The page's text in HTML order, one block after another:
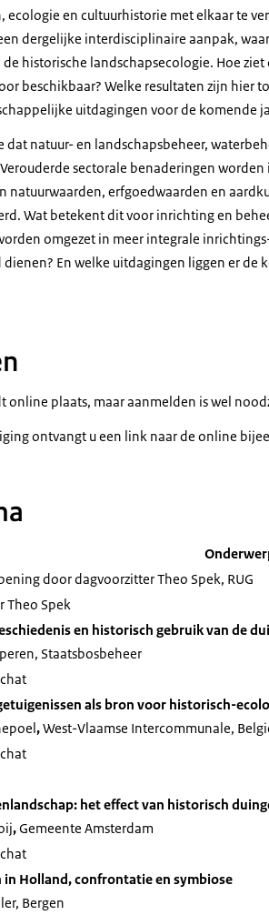
ecologie en cultuurhistorie met elkaar te
dergelijke interdisciplinaire aanpak,
historische landschapsecologie. Hoe
beschikbaar? Welke resultaten zijn hier
uitdagingen voor de komende
dat natuur- en landschapsbeheer,
sectorale benaderingen
natuurwaarden, erfgoedwaarden en
Wat betekent dit voor inrichting en
omgezet in meer integrale
En welke uitdagingen liggen er de
online plaats, maar aanmelden is wel
ontvangt u een link naar de online
door dagvoorzitter Theo Spek, RUG
Theo Spek
en historisch gebruik van de
Staatsbosbeheer
als bron voor historisch-
,West-Vlaamse Intercommunale,
het effect van historisch
,Gemeente Amsterdam
in Holland, confrontatie en symbiose
Bergen